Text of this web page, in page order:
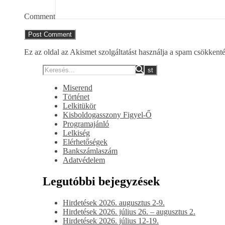
Comment
Ez az oldal az Akismet szolgáltatást használja a spam
Miserend
Történet
Lelkitükör
Kisboldogasszony Figyel-Ő
Programajánló
Lelkiség
Elérhetőségek
Bankszámlaszám
Adatvédelem
Legutóbbi bejegyzések
Hirdetések 2026. augusztus 2-9.
Hirdetések 2026. július 26. – augusztus 2.
Hirdetések 2026. július 12-19.